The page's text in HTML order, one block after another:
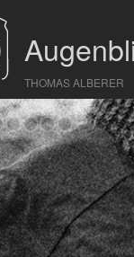
THOMAS ALBERER